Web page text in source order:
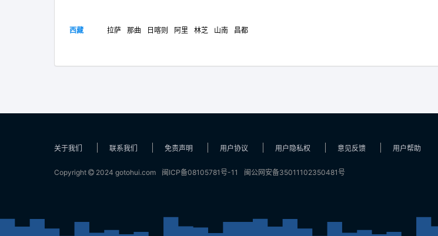
西藏 拉萨 那曲 日喀则 阿里 林芝 山南 昌都
关于我们 联系我们 免责声明 用户协议 用户隐私权 意见反馈 用户帮助
Copyright 2024 gotohui.com 闽ICP备08105781号-11 闽公网安备35011102350481号